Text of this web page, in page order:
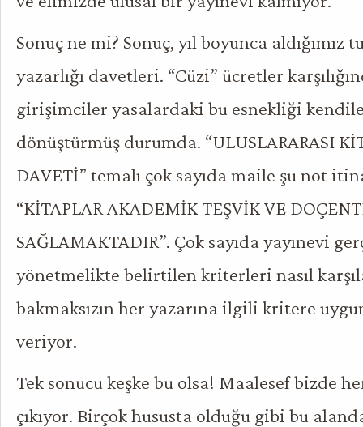
Sonuç ne mi? Sonuç, yıl boyunca
yazarlığı davetleri. “Cüzi” ücretler
girişimciler yasalardaki bu esnekliği
dönüştürmüş durumda. “ULUSLARARASI
DAVETİ” temalı çok sayıda maile şu not
“KİTAPLAR AKADEMİK TEŞVİK VE
SAĞLAMAKTADIR”. Çok sayıda yayınevi
yönetmelikte belirtilen kriterleri nasıl
bakmaksızın her yazarına ilgili kritere
veriyor.
Tek sonucu keşke bu olsa! Maalesef bizde
çıkıyor. Birçok hususta olduğu gibi bu